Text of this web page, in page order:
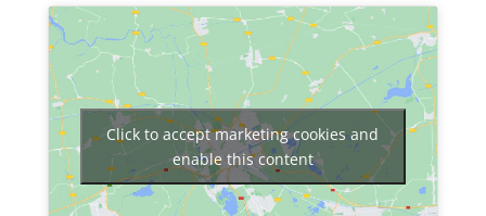
Click to accept marketing cookies and
enable this content